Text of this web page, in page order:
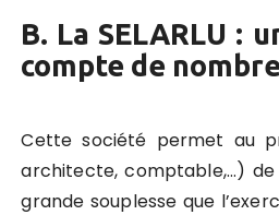
B. La SELARLU :
compte de
Cette société permet au
architecte, comptable,…) de
grande souplesse que